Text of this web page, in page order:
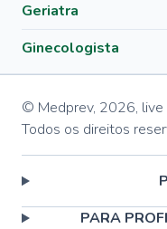
Geriatra
Ginecologista
© Medprev, 2026, live
Todos os direitos
PARA